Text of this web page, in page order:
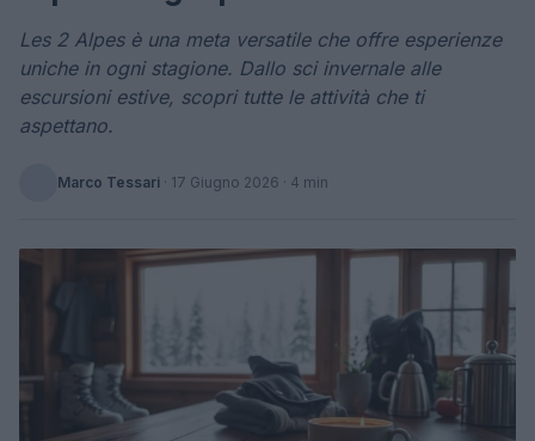
Les 2 Alpes è una meta versatile che offre esperienze
uniche in ogni stagione. Dallo sci invernale alle
escursioni estive, scopri tutte le attività che ti
aspettano.
Marco Tessari · 17 Giugno 2026 · 4 min